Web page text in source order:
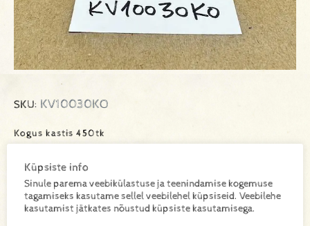
SKU: KV10030KO
Kogus kastis 450tk
Lisa toode päringukorvi
Küpsiste info
Sinule parema veebikülastuse ja teenindamise kogemuse
tagamiseks kasutame sellel veebilehel küpsiseid. Veebilehe
kasutamist jätkates nõustud küpsiste kasutamisega.